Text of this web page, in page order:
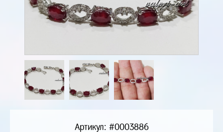
Артикул: #0003886